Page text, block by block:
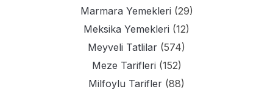
Marmara Yemekleri (29)
Meksika Yemekleri (12)
Meyveli Tatlilar (574)
Meze Tarifleri (152)
Milfoylu Tarifler (88)